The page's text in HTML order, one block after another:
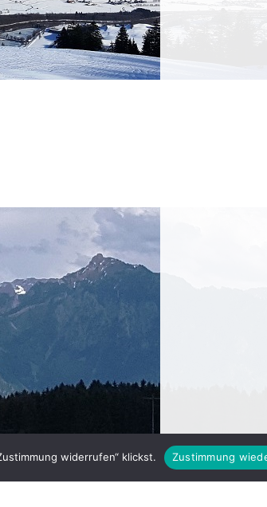
widerrufen“ klickst. Zustimmung